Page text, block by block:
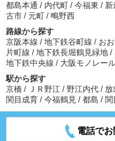
都島本通 / 内代町 / 今福東 / 新
古市 / 元町 / 鴫野西
路線から探す
京阪本線 / 地下鉄谷町線 / お
片町線 / 地下鉄長堀鶴見緑地 /
地下鉄中央線 / 大阪モノレー
駅から探す
京橋 / ＪＲ野江 / 野江内代 / 放
関目成育 / 今福鶴見 / 都島 / 関
電話で